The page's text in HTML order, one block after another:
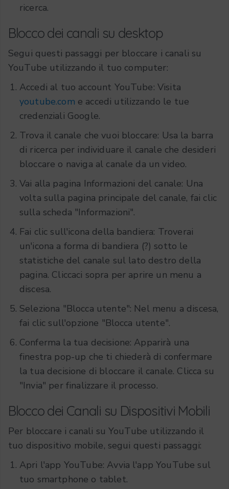
ricerca.
Blocco dei canali su desktop
Segui questi passaggi per bloccare i canali su
YouTube utilizzando il tuo computer:
Accedi al tuo account YouTube: Visita
youtube.com e accedi utilizzando le tue
credenziali Google.
Trova il canale che vuoi bloccare: Usa la barra
di ricerca per individuare il canale che desideri
bloccare o naviga al canale da un video.
Vai alla pagina Informazioni del canale: Una
volta sulla pagina principale del canale, fai clic
sulla scheda "Informazioni".
Fai clic sull'icona della bandiera: Troverai
un'icona a forma di bandiera (?) sotto le
statistiche del canale sul lato destro della
pagina. Cliccaci sopra per aprire un menu a
discesa.
Seleziona "Blocca utente": Nel menu a discesa,
fai clic sull'opzione "Blocca utente".
Conferma la tua decisione: Apparirà una
finestra pop-up che ti chiederà di confermare
la tua decisione di bloccare il canale. Clicca su
"Invia" per finalizzare il processo.
Blocco dei Canali su Dispositivi Mobili
Per bloccare i canali su YouTube utilizzando il
tuo dispositivo mobile, segui questi passaggi:
Apri l'app YouTube: Avvia l'app YouTube sul
tuo smartphone o tablet.